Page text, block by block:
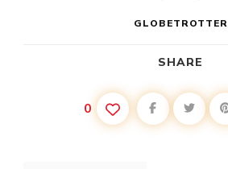
GLOBETROTTER
SHARE
0